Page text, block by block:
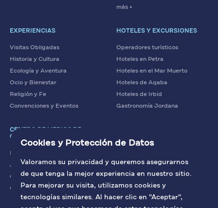
más +
EXPERIENCIAS
Visitas Obligadas
Historia y Cultura
Ecología y Aventura
Ocio y Bienestar
Religión y Fe
Convenciones y Eventos
HOTELES Y EXCURSIONES
Operadores turísticos
Hoteles en Petra
Hoteles en el Mar Muerto
Hoteles de Aqaba
Hoteles de Irbid
Gastronomía Jordana
CENTRO DE MEDIOS DE
COMUNICACIÓN
Artículos
Contacto con nosotros
Galería
Cookies y Protección de Datos
Valoramos su privacidad y queremos asegurarnos
de que tenga la mejor experiencia en nuestro sitio.
Para mejorar su visita, utilizamos cookies y
tecnologías similares. Al hacer clic en "Aceptar",